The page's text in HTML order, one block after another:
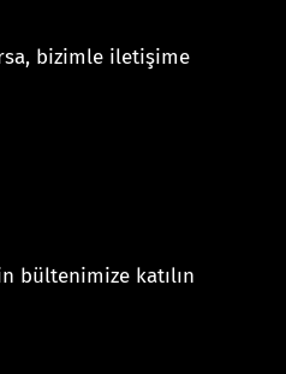
bizimle iletişime
bültenimize katılın